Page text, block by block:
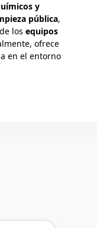
y
pública,
los equipos
ofrece
en el entorno